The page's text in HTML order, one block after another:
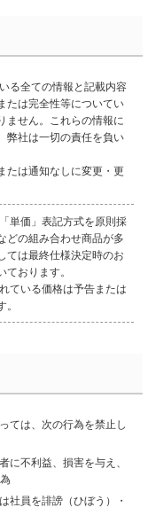
る全ての情報と記載内容
たは完全性等についてい
ません。これらの情報に
弊社は一切の責任を負い
たは通知なしに変更・更
単価」表記方式を原則採
どの組み合わせ商品が多
ては最終仕様決定時のお
ております。
ている価格は予告または
ては、次の行為を禁止し
に不利益、損害を与え、
社員を誹謗（ひぼう）・